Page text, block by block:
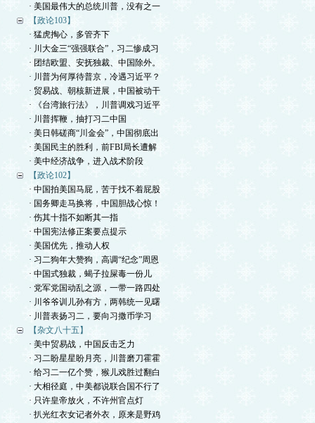
· 美国最伟大的总统川普，没有之一
【政论103】
· 猛虎掏心，多管齐下
· 川大金三“强强联合”，习二惨成习
· 团结欧盟、安抚独裁、中国除外。
· 川普为何厚待普京，冷遇习近平？
· 贸易战、朝核新进展，中国被动干
· 《台湾旅行法》，川普调戏习近平
· 川普挥鞭，抽打习二中国
· 美日韩磋商“川金会”，中国彻底出
· 美国民主的胜利，前FBI局长遭解
· 美中经济战争，进入战术阶段
【政论102】
· 中国拍美国马屁，苦于找不着屁股
· 国务卿走马换将，中国胆战心惊！
· 伤其十指不如断其一指
· 中国宪法修正案要点提示
· 美国优先，推动人权
· 习二狗年大赞狗，高调“纪念”周恩
· 中国式独裁，蝎子拉屎毒一份儿
· 党军党国动乱之源，一带一路四处
· 川爷爷训儿孙有方，两韩统一见曙
· 川普表扬习二，要向习撒币学习
【杂文八十五】
· 美中贸易战，中国反击乏力
· 习二盼星星盼月亮，川普磨刀霍霍
· 给习二一亿个赞，猴儿戏胜过翻白
· 大相径庭，中美都说联合国不行了
· 只许皇帝放火，不许州官点灯
· 扒光红衣女记者外衣，原来是野鸡